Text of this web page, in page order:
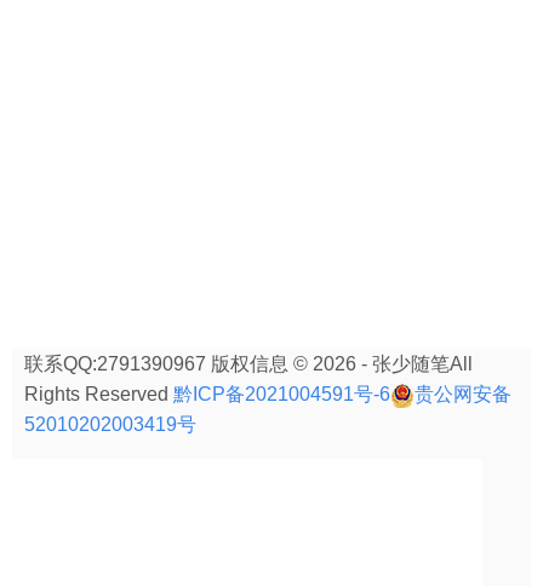
联系QQ:2791390967 版权信息 © 2026 - 张少随笔All
Rights Reserved 黔ICP备2021004591号-6
贵公网安备
52010202003419号